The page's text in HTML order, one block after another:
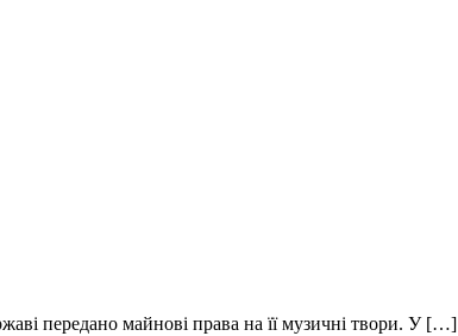
передано майнові права на її музичні твори. У […]